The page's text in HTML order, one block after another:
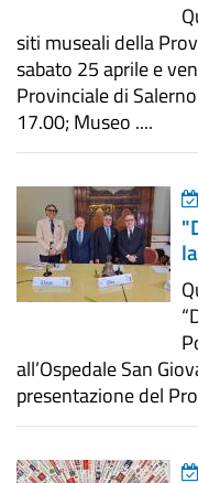
siti museali della
sabato 25 aprile e
Provinciale di
17.00; Museo ....
all’Ospedale San
presentazione del